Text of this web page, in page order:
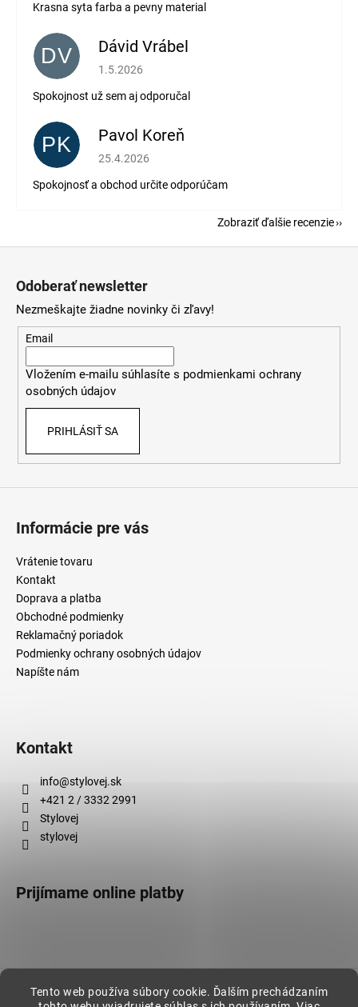
Tento web používa súbory cookie. Ďalším prechádzaním
Krasna syta farba a pevny material
DV Dávid Vrábel
Hodnotenie obchodu je 5 z 5 hviezdičiek.
1.5.2026
Spokojnost už sem aj odporučal
PK Pavol Koreň
Hodnotenie obchodu je 5 z 5 hviezdičiek.
25.4.2026
Spokojnosť a obchod určite odporúčam
Zobraziť ďalšie recenzie
Odoberať newsletter
Nezmeškajte žiadne novinky či zľavy!
Email
Vložením e-mailu súhlasíte s podmienkami ochrany
osobných údajov
PRIHLÁSIŤ SA
Informácie pre vás
Vrátenie tovaru
Kontakt
Doprava a platba
Obchodné podmienky
Reklamačný poriadok
Podmienky ochrany osobných údajov
Napíšte nám
Kontakt
info@stylovej.sk
+421 2 / 3332 2991
Stylovej
stylovej
Prijímame online platby
Vytvoril Shoptet